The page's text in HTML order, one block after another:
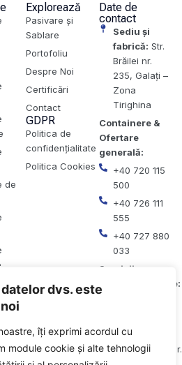
dvs. este
îți exprimi acordul cu
module cookie și alte tehnologii
de
Explorează
Pasivare și
Sablare
Portofoliu
Despre Noi
Certificări
Contact
GDPR
Politica de
confidențialitate
Politica Cookies
Date de
contact
Sediu și
fabrică: Str.
Brăilei nr.
235, Galați –
Zona
Tirighina
Containere &
Ofertare
generală:
+40 720 115
500
+40 726 111
555
+40 727 880
033
Servicii
pasivare/sablare:
Email: